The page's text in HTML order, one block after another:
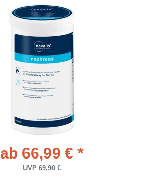
ab 66,99 € *
UVP 69,90 €